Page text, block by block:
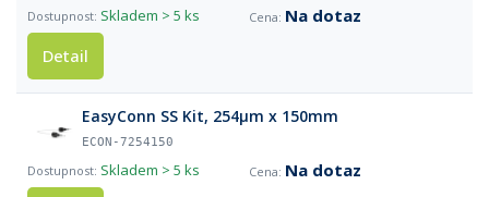
Skladem > 5 ks
Na dotaz
Detail
EasyConn SS Kit, 254µm x 150mm
ECON-7254150
Skladem > 5 ks
Na dotaz